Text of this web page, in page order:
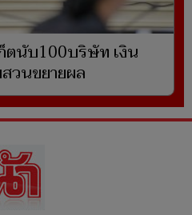
ตนับ100บริษัท เงิน
วนขยายผล